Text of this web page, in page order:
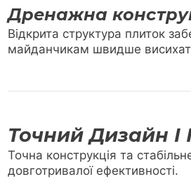
Дренажна
Відкрита структура плиток
майданчикам швидше
Точний Дизайн І
Точна конструкція та
довготривалої ефективності.